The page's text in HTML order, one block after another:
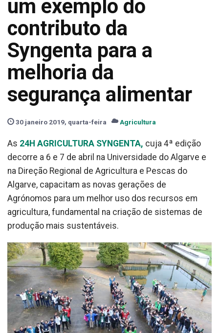
um exemplo do
contributo da
Syngenta para a
melhoria da
segurança alimentar
30 janeiro 2019, quarta-feira Agricultura
As 24H AGRICULTURA SYNGENTA, cuja 4ª edição
decorre a 6 e 7 de abril na Universidade do Algarve e
na Direção Regional de Agricultura e Pescas do
Algarve, capacitam as novas gerações de
Agrónomos para um melhor uso dos recursos em
agricultura, fundamental na criação de sistemas de
produção mais sustentáveis.